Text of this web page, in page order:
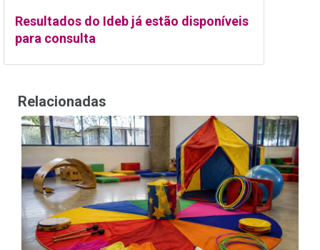
Resultados do Ideb já estão disponíveis
para consulta
Relacionadas